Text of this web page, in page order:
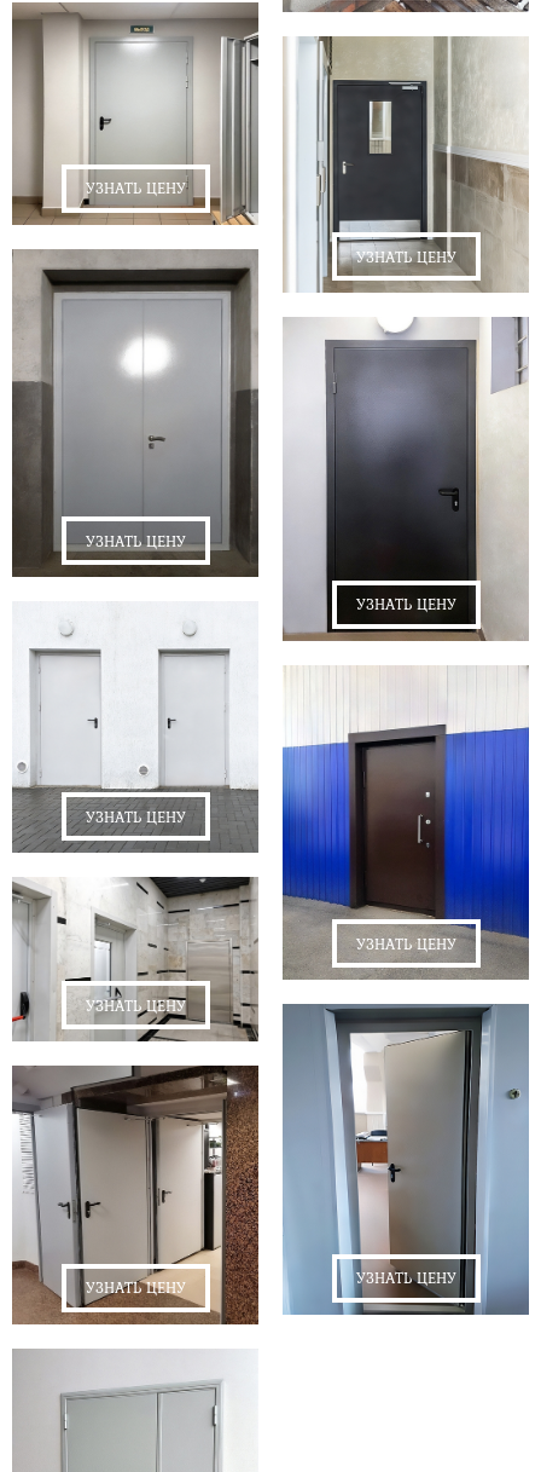
УЗНАТЬ ЦЕНУ
УЗНАТЬ ЦЕНУ
УЗНАТЬ ЦЕНУ
УЗНАТЬ ЦЕНУ
УЗНАТЬ ЦЕНУ
УЗНАТЬ ЦЕНУ
УЗНАТЬ ЦЕНУ
УЗНАТЬ ЦЕНУ
УЗНАТЬ ЦЕНУ